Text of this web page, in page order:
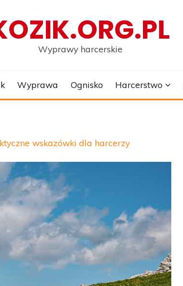
Wyprawy harcerskie
Wyprawa Ognisko Harcerstwo
wskazówki dla harcerzy